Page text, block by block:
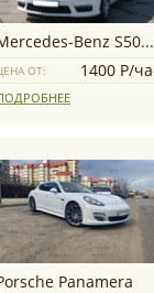
Mercedes-Benz S500 Long
ОТ: 1400 Р/
Panamera